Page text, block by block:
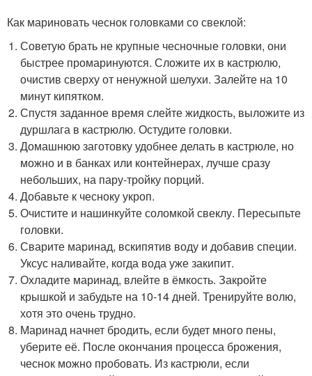
Как мариновать чеснок головками со свеклой:
Советую брать не крупные чесночные головки, они
быстрее промаринуются. Сложите их в кастрюлю,
очистив сверху от ненужной шелухи. Залейте на 10
минут кипятком.
Спустя заданное время слейте жидкость, выложите из
дуршлага в кастрюлю. Остудите головки.
Домашнюю заготовку удобнее делать в кастрюле, но
можно и в банках или контейнерах, лучше сразу
небольших, на пару-тройку порций.
Добавьте к чесноку укроп.
Очистите и нашинкуйте соломкой свеклу. Пересыпьте
головки.
Сварите маринад, вскипятив воду и добавив специи.
Уксус наливайте, когда вода уже закипит.
Охладите маринад, влейте в ёмкость. Закройте
крышкой и забудьте на 10-14 дней. Тренируйте волю,
хотя это очень трудно.
Маринад начнет бродить, если будет много пены,
уберите её. После окончания процесса брожения,
чеснок можно пробовать. Из кастрюли, если